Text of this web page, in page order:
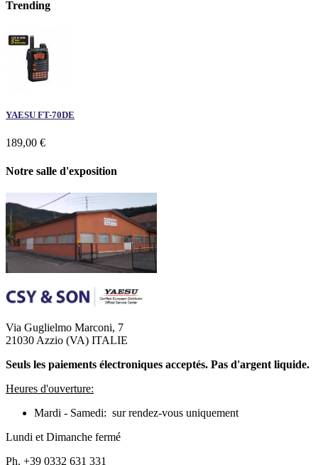
Trending
YAESU FT-70DE
189,00 €
Notre salle d'exposition
Via Guglielmo Marconi, 7
21030 Azzio (VA) ITALIE
Seuls les paiements électroniques acceptés. Pas d'argent liquide.
Heures d'ouverture:
Mardi - Samedi: sur rendez-vous uniquement
Lundi et Dimanche fermé
Ph. +39 0332 631 331